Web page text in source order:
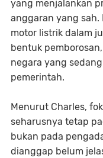
yang menjalankan
anggaran yang
motor listrik dalam
bentuk
negara yang
pemerintah.
Menurut Charles,
seharusnya tetap
bukan pada
dianggap belum